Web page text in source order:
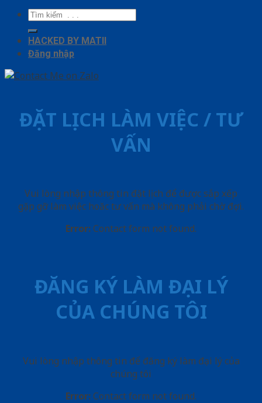
Tìm
kiếm:
HACKED BY MATII
Đăng nhập
ĐẶT LỊCH LÀM VIỆC / TƯ
VẤN
Vui lòng nhập thông tin đặt lịch để được sắp xếp
gặp gỡ làm việc hoăc tư vấn mà không phải chờ đợi.
Error: Contact form not found.
ĐĂNG KÝ LÀM ĐẠI LÝ
CỦA CHÚNG TÔI
Vui lòng nhập thông tin để đăng ký làm đại lý của
chúng tôi
Error: Contact form not found.